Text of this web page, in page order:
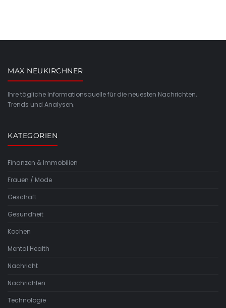
MAX NEUKIRCHNER
Ihre tägliche Informationsquelle für die neuesten Nachrichten,
Trends und Analysen.
KATEGORIEN
Finanzen & Immobilien
Frauen / Mode
Geschäft
Gesundheit
Kochen
Mental Health
Nachricht
Nachrichten
Technologie